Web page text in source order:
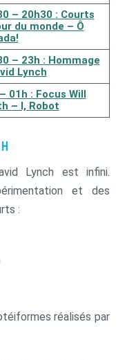
– 20h30 : Courts
du monde – Ô
– 23h : Hommage
Lynch
01h : Focus Will
– I, Robot
Lynch est infini.
et des
:
réalisés par